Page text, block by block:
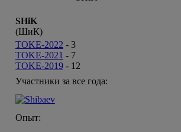
SHiK
(ШиК)
TOKE-2022 - 3
TOKE-2021 - 7
TOKE-2019 - 12
Участники за все года:
Опыт: